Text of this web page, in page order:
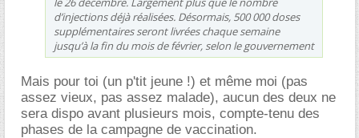
d’injections déjà réalisées. Désormais, 500 000 doses
supplémentaires seront livrées chaque semaine
jusqu’à la fin du mois de février, selon le gouvernement
Mais pour toi (un p'tit jeune !) et même moi (pas
assez vieux, pas assez malade), aucun des deux ne
sera dispo avant plusieurs mois, compte-tenu des
phases de la campagne de vaccination.